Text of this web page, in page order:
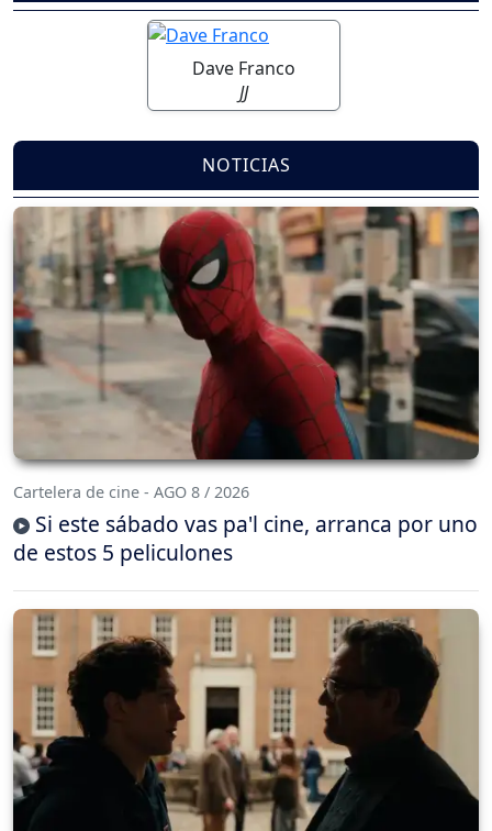
Dave Franco
JJ
NOTICIAS
Cartelera de cine - AGO 8 / 2026
Si este sábado vas pa'l cine, arranca por uno
de estos 5 peliculones